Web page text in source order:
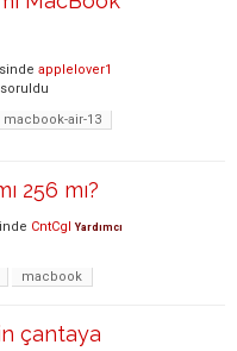
applelover1
soruldu
macbook-air-13
256 mı?
CntCgl Yardımcı
macbook
çantaya